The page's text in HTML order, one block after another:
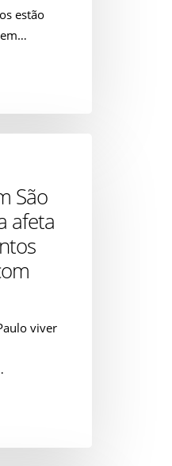
estão
São
afeta
viver